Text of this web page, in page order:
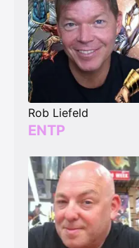
Rob Liefeld
ENTP